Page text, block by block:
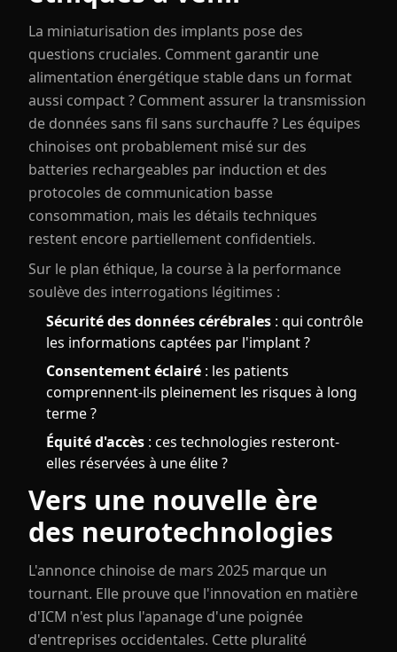
La miniaturisation des implants pose des
questions cruciales. Comment garantir une
alimentation énergétique stable dans un format
aussi compact ? Comment assurer la transmission
de données sans fil sans surchauffe ? Les équipes
chinoises ont probablement misé sur des
batteries rechargeables par induction et des
protocoles de communication basse
consommation, mais les détails techniques
restent encore partiellement confidentiels.
Sur le plan éthique, la course à la performance
soulève des interrogations légitimes :
Sécurité des données cérébrales : qui contrôle
les informations captées par l'implant ?
Consentement éclairé : les patients
comprennent-ils pleinement les risques à long
terme ?
Équité d'accès : ces technologies resteront-
elles réservées à une élite ?
Vers une nouvelle ère
des neurotechnologies
L'annonce chinoise de mars 2025 marque un
tournant. Elle prouve que l'innovation en matière
d'ICM n'est plus l'apanage d'une poignée
d'entreprises occidentales. Cette pluralité